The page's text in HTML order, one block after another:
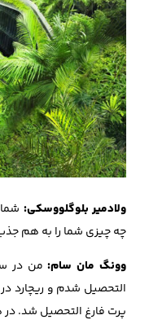
ولادمیر بلوگلووسکی:
چه چیزی شما را به هم
وونگ مان سام:
التحصیل شدم و ریچارد
پرت فارغ التحصیل شد. در